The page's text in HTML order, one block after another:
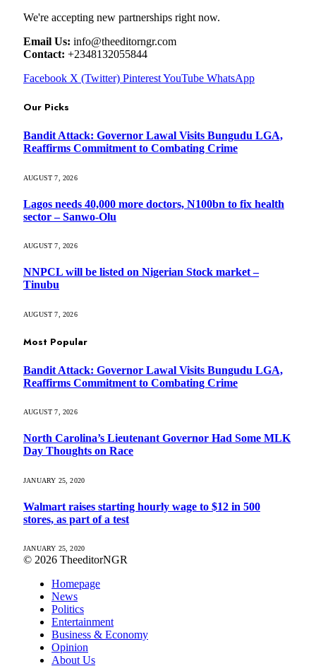
We're accepting new partnerships right now.
Email Us: info@theeditorngr.com
Contact: +2348132055844
Facebook X (Twitter) PinterestYouTube WhatsApp
Our Picks
Bandit Attack: Governor Lawal Visits Bungudu LGA,
Reaffirms Commitment to Combating Crime
AUGUST 7, 2026
Lagos needs 40,000 more doctors, N100bn to fix health
sector – Sanwo-Olu
AUGUST 7, 2026
NNPCL will be listed on Nigerian Stock market –
Tinubu
AUGUST 7, 2026
Most Popular
Bandit Attack: Governor Lawal Visits Bungudu LGA,
Reaffirms Commitment to Combating Crime
AUGUST 7, 2026
North Carolina’s Lieutenant Governor Had Some MLK
Day Thoughts on Race
JANUARY 25, 2020
Walmart raises starting hourly wage to $12 in 500
stores, as part of a test
JANUARY 25, 2020
© 2026 TheeditorNGR
Homepage
News
Politics
Entertainment
Business & Economy
Opinion
About Us